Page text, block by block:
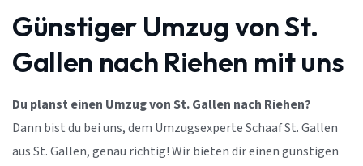
Günstiger Umzug von St.
Gallen nach Riehen mit uns
Du planst einen Umzug von St. Gallen nach Riehen?
Dann bist du bei uns, dem Umzugsexperte Schaaf St. Gallen
aus St. Gallen, genau richtig! Wir bieten dir einen günstigen